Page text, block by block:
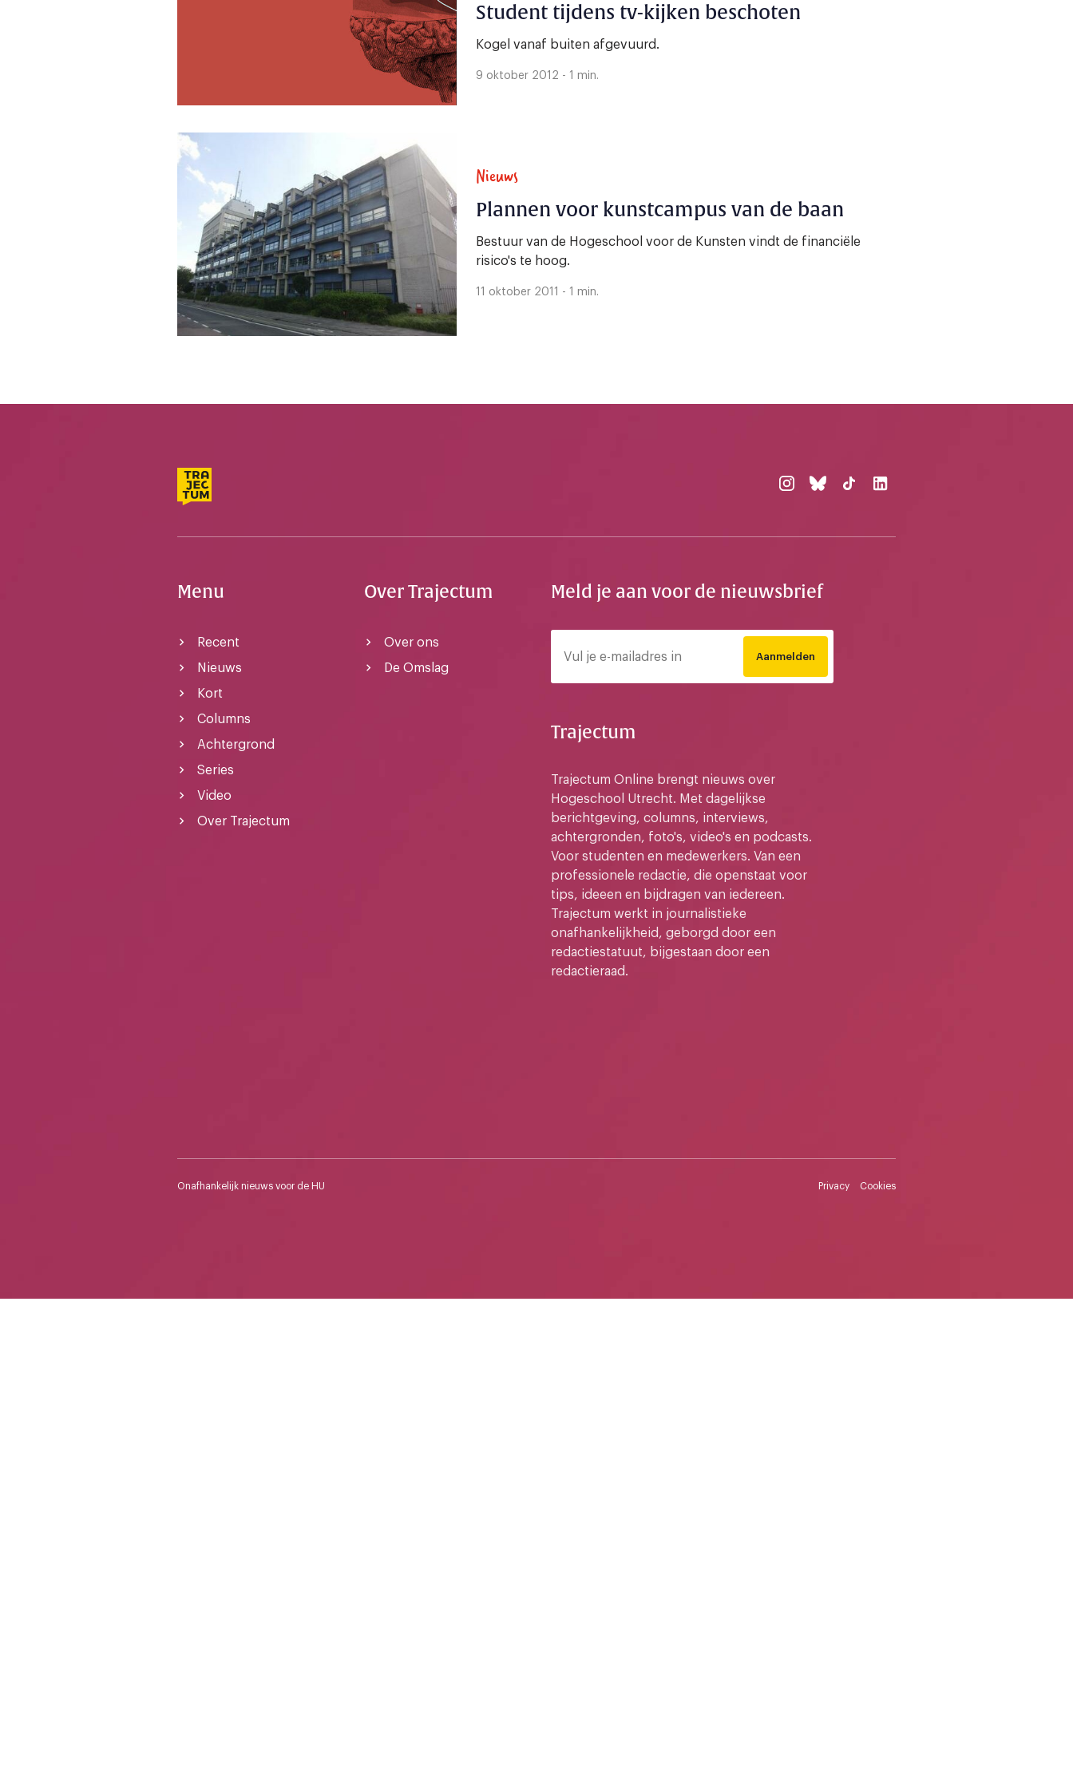
Student tijdens tv-kijken beschoten
Kogel vanaf buiten afgevuurd.
9 oktober 2012 - 1 min.
Nieuws
Plannen voor kunstcampus van de baan
Bestuur van de Hogeschool voor de Kunsten vindt de financiële
risico's te hoog.
11 oktober 2011 - 1 min.
Menu
Recent
Nieuws
Kort
Columns
Achtergrond
Series
Video
Over Trajectum
Over Trajectum
Over ons
De Omslag
Meld je aan voor de nieuwsbrief
Aanmelden
Trajectum
Trajectum Online brengt nieuws over
Hogeschool Utrecht. Met dagelijkse
berichtgeving, columns, interviews,
achtergronden, foto's, video's en podcasts.
Voor studenten en medewerkers. Van een
professionele redactie, die openstaat voor
tips, ideeen en bijdragen van iedereen.
Trajectum werkt in journalistieke
onafhankelijkheid, geborgd door een
redactiestatuut, bijgestaan door een
redactieraad.
Onafhankelijk nieuws voor de HU Privacy Cookies